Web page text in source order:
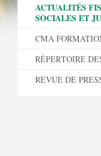
ACTUALITÉS
SOCIALES ET
CMA
RÉPERTOIRE
REVUE DE